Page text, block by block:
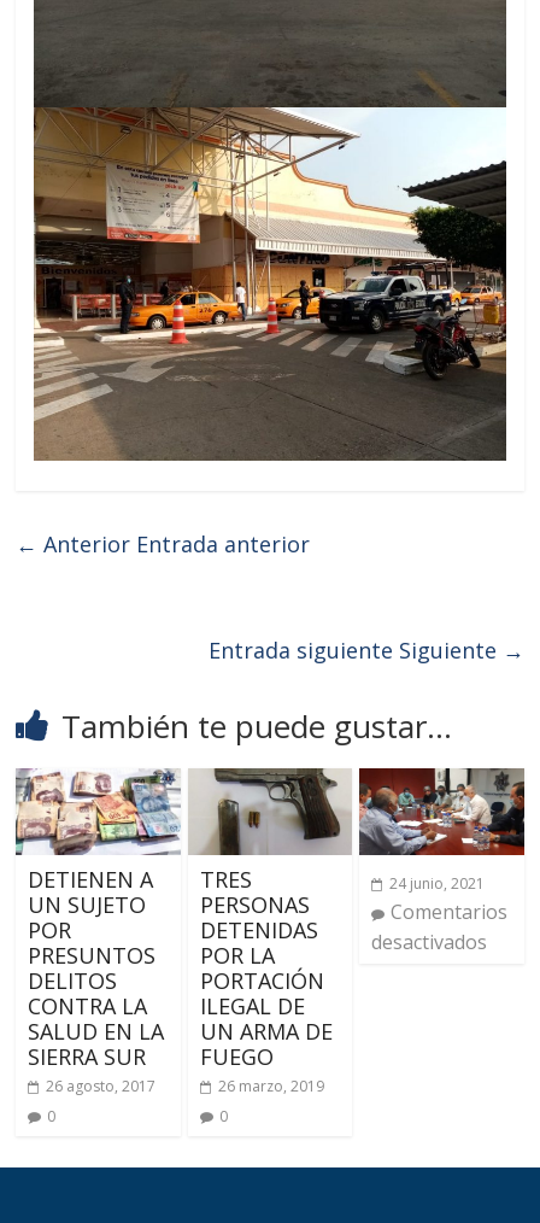
← Anterior Entrada anterior
Entrada siguiente Siguiente →
También te puede gustar...
DETIENEN A
UN SUJETO
POR
PRESUNTOS
DELITOS
CONTRA LA
SALUD EN LA
SIERRA SUR
26 agosto, 2017
0
TRES
PERSONAS
DETENIDAS
POR LA
PORTACIÓN
ILEGAL DE
UN ARMA DE
FUEGO
26 marzo, 2019
0
24 junio, 2021
Comentarios
desactivados